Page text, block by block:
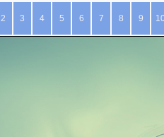
2 3 4 5 6 7 8 9